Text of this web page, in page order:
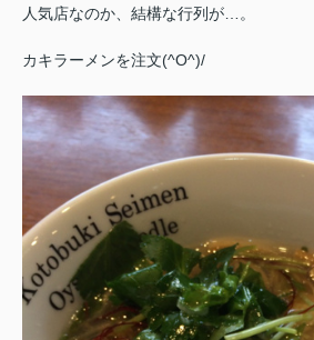
人気店なのか、結構な行列が…。
カキラーメンを注文(^O^)/